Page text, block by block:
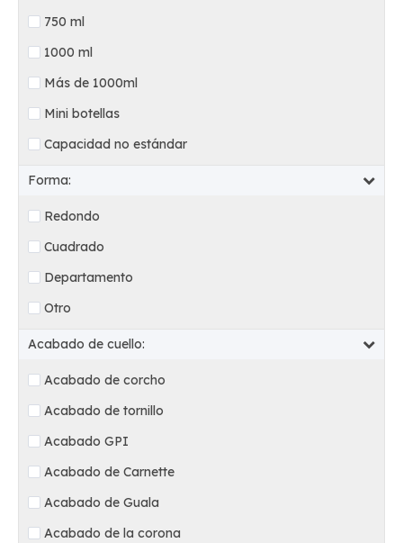
750 ml
1000 ml
Más de 1000ml
Mini botellas
Capacidad no estándar
Forma:
Redondo
Cuadrado
Departamento
Otro
Acabado de cuello:
Acabado de corcho
Acabado de tornillo
Acabado GPI
Acabado de Carnette
Acabado de Guala
Acabado de la corona